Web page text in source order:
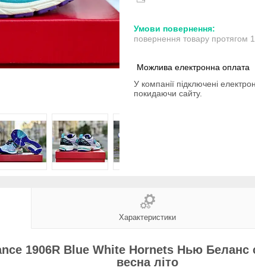
повернення товару протягом
У компанії підключені
покидаючи сайту.
Характеристики
1906R Blue White Hornets Нью Беланс
весна літо